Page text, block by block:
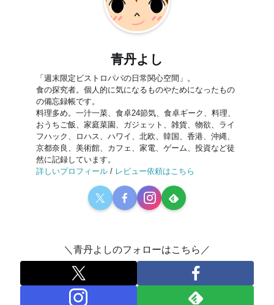
青丹よし
「週末限定ビストロパパの日常関心空間」。
食の探究者。個人的に気になるものやためになったもの
の備忘録帳です。
料理多め。一汁一菜、食卓24節気、食卓ギーク、料理、
おうちご飯、家庭菜園、ガジェット、雑貨、物欲、ライ
フハック、ロハス、ハワイ、北欧、韓国、香港、沖縄、
京都奈良、美術館、カフェ、家電、ゲーム、投資など徒
然に記録しています。
詳しいプロフィール / レビュー依頼はこちら
＼青丹よしのフォローはこちら／